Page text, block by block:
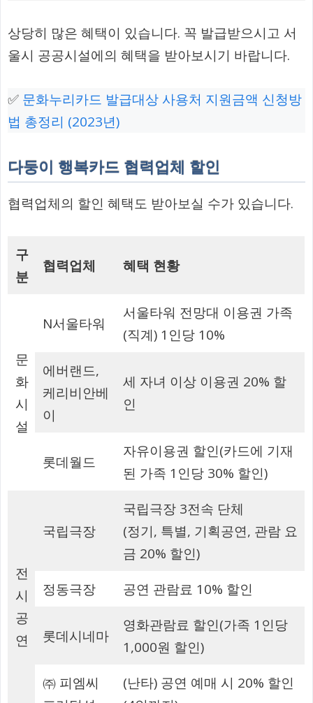
상당히 많은 혜택이 있습니다. 꼭 발급받으시고 서
울시 공공시설에의 혜택을 받아보시기 바랍니다.
✅ 문화누리카드 발급대상 사용처 지원금액 신청방
법 총정리 (2023년)
다둥이 행복카드 협력업체 할인
협력업체의 할인 혜택도 받아보실 수가 있습니다.
구
분
협력업체 혜택 현황
문
화
시
설
N서울타워
서울타워 전망대 이용권 가족
(직계) 1인당 10%
에버랜드,
케리비안베
이
세 자녀 이상 이용권 20% 할
인
롯데월드
자유이용권 할인(카드에 기재
된 가족 1인당 30% 할인)
전
시
공
연
국립극장
국립극장 3전속 단체
(정기, 특별, 기획공연, 관람 요
금 20% 할인)
정동극장
공연 관람료 10% 할인
롯데시네마
영화관람료 할인(가족 1인당
1,000원 할인)
㈜ 피엠씨
(난타) 공연 예매 시 20% 할인